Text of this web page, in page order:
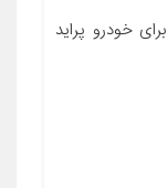
خودرو پراید